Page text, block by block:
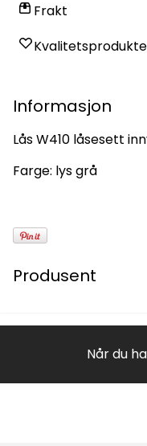
Frakt
Informasjon
Lås W410 låsesett
Farge: lys grå
Produsent
Når du